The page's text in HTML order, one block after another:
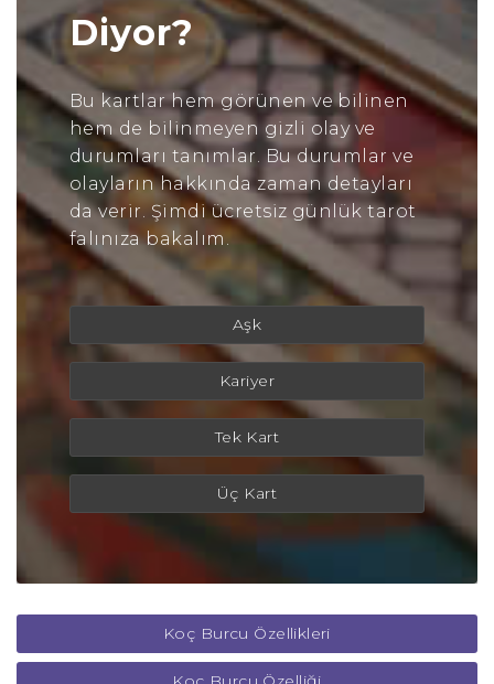
Diyor?
Bu kartlar hem görünen ve bilinen
hem de bilinmeyen gizli olay ve
durumları tanımlar. Bu durumlar ve
olayların hakkında zaman detayları
da verir. Şimdi ücretsiz günlük tarot
falınıza bakalım.
Aşk
Kariyer
Tek Kart
Üç Kart
Koç Burcu Özellikleri